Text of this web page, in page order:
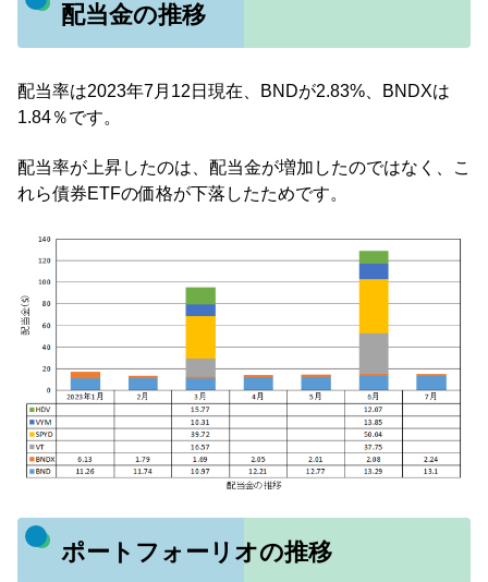
配当金の推移
配当率は2023年7月12日現在、BNDが2.83%、BNDXは
1.84％です。
配当率が上昇したのは、配当金が増加したのではなく、こ
れら債券ETFの価格が下落したためです。
ポートフォーリオの推移